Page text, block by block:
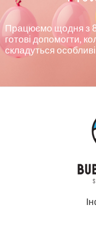
Працюємо щодня з
готові допомогти,
складуться